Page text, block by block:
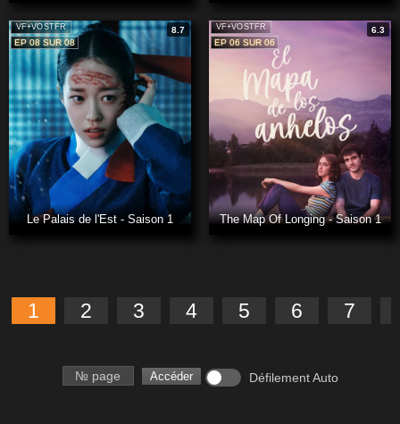
VF+VOSTFR
8.7
EP 08 SUR 08
Le Palais de l'Est - Saison 1
VF+VOSTFR
6.3
EP 06 SUR 06
The Map Of Longing - Saison 1
1 2 3 4 5 6 7
Numéro de page Accéder Défilement Auto